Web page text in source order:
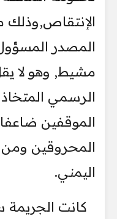
الإنتقاص,وذلك
المصدر
مشيط, وهو لا
الرسمي
الموقفين ضاعفا
المحروقين ومن
اليمني.
كانت الجريمة